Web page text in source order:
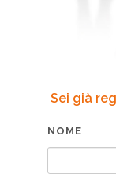
Sei già
NOME